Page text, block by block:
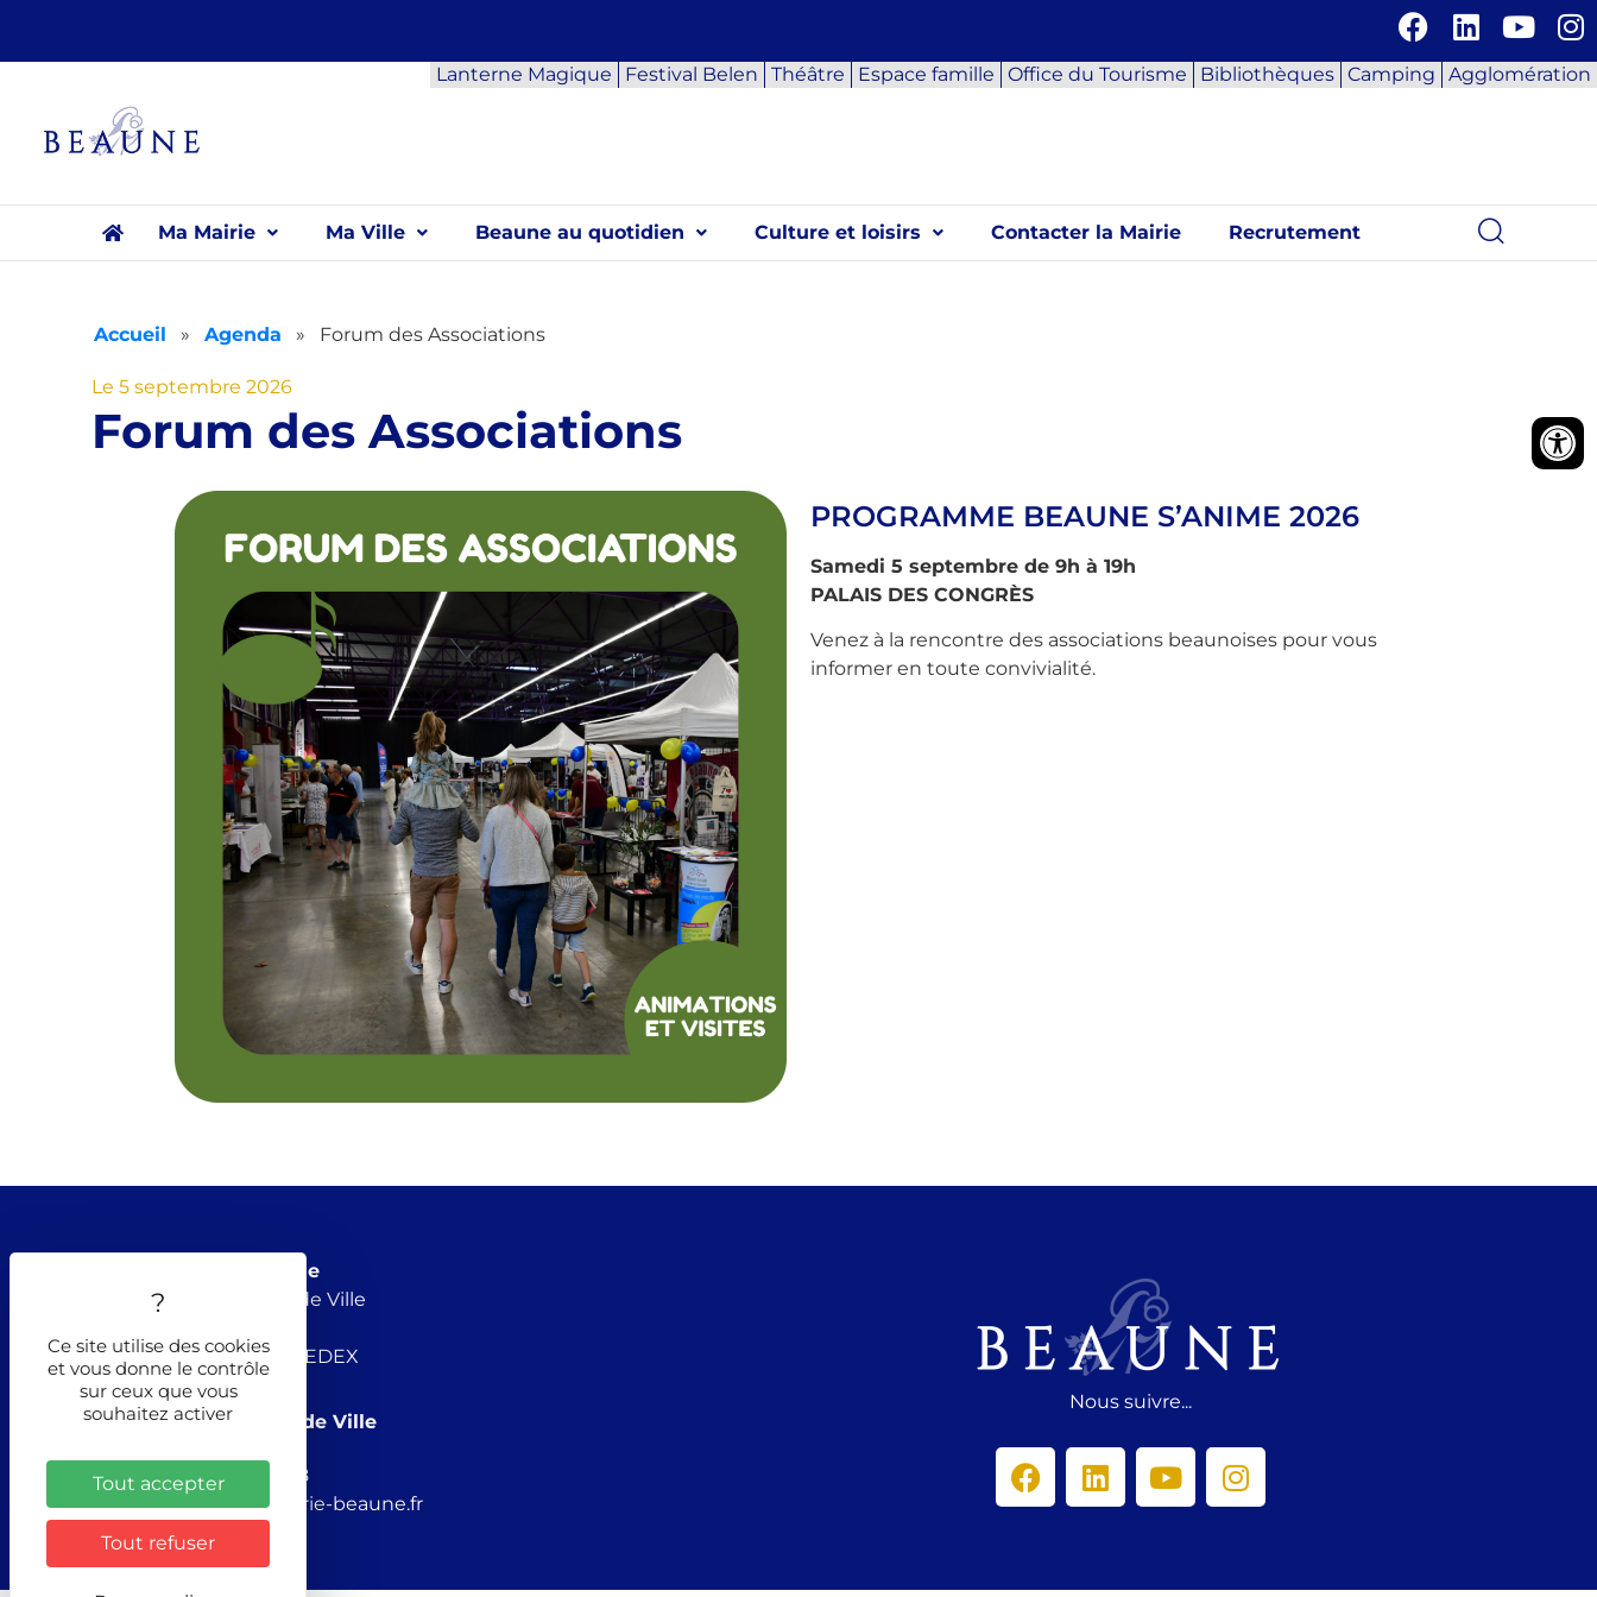
Lanterne Magique Festival Belen Théâtre Espace famille Office du Tourisme Bibliothèques Camping Agglomération
Ma Mairie Ma Ville Beaune au quotidien Culture et loisirs Contacter la Mairie Recrutement
Accueil » Agenda » Forum des Associations
Le 5 septembre 2026
Forum des Associations
PROGRAMME BEAUNE S’ANIME 2026
Samedi 5 septembre de 9h à 19h
PALAIS DES CONGRÈS
Venez à la rencontre des associations beaunoises pour vous
informer en toute convivialité.
Mairie de Beaune
8, rue de l’Hôtel de Ville
21205 BEAUNE CEDEX
Standard Hôtel de Ville
03 80 24 56 78
beaune@mairie-beaune.fr
Nous suivre...
Ce site utilise des cookies
et vous donne le contrôle
sur ceux que vous
souhaitez activer
Tout accepter
Tout refuser